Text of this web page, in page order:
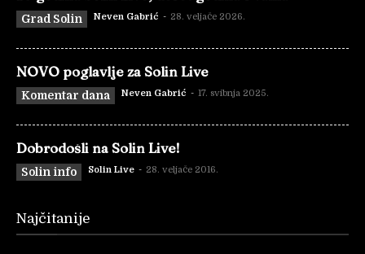
Grad Solin Neven Gabrić - 28. veljače 2026.
NOVO poglavlje za Solin Live
Komentar dana Neven Gabrić - 17. svibnja 2025.
Dobrodošli na Solin Live!
Solin info Solin Live - 28. veljače 2016.
Najčitanije